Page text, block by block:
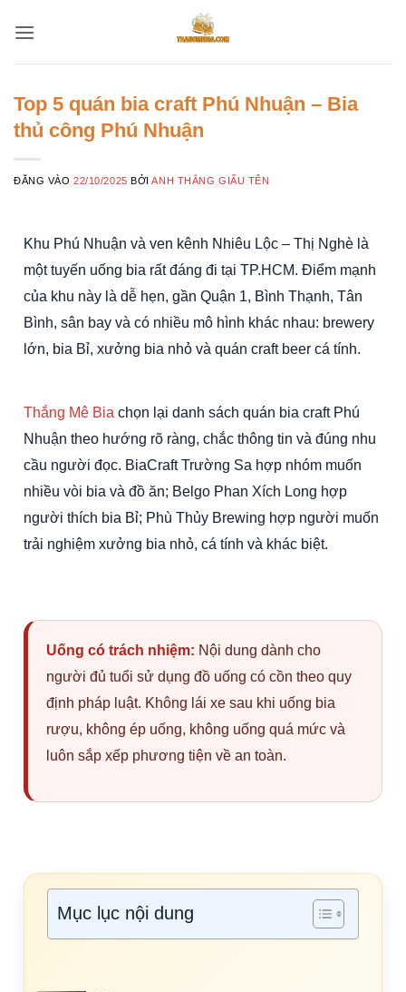
qua
Top 5 quán bia craft Phú Nhuận – Bia
thủ công Phú Nhuận
ĐĂNG VÀO22/10/2025 BỞIANH THẮNG GIẤU TÊN
Khu Phú Nhuận và ven kênh Nhiêu Lộc – Thị Nghè là
một tuyến uống bia rất đáng đi tại TP.HCM. Điểm mạnh
của khu này là dễ hẹn, gần Quận 1, Bình Thạnh, Tân
Bình, sân bay và có nhiều mô hình khác nhau: brewery
lớn, bia Bỉ, xưởng bia nhỏ và quán craft beer cá tính.
Thắng Mê Bia chọn lại danh sách quán bia craft Phú
Nhuận theo hướng rõ ràng, chắc thông tin và đúng nhu
cầu người đọc. BiaCraft Trường Sa hợp nhóm muốn
nhiều vòi bia và đồ ăn; Belgo Phan Xích Long hợp
người thích bia Bỉ; Phù Thủy Brewing hợp người muốn
trải nghiệm xưởng bia nhỏ, cá tính và khác biệt.
Uống có trách nhiệm: Nội dung dành cho
người đủ tuổi sử dụng đồ uống có cồn theo quy
định pháp luật. Không lái xe sau khi uống bia
rượu, không ép uống, không uống quá mức và
luôn sắp xếp phương tiện về an toàn.
Mục lục nội dung